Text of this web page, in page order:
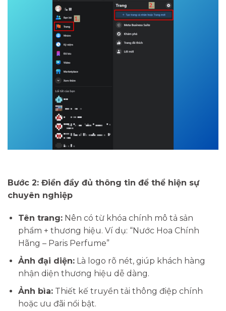
Bước 2: Điền đầy đủ thông tin để thể hiện sự
chuyên nghiệp
Tên trang:Nên có từ khóa chính mô tả sản
phẩm + thương hiệu. Ví dụ: “Nước Hoa Chính
Hãng – Paris Perfume”
Ảnh đại diện:Là logo rõ nét, giúp khách hàng
nhận diện thương hiệu dễ dàng.
Ảnh bìa:Thiết kế truyền tải thông điệp chính
hoặc ưu đãi nổi bật.